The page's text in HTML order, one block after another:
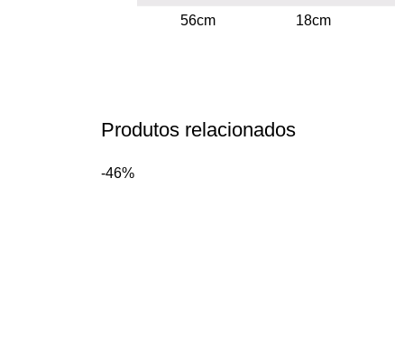
56cm 18cm
Produtos relacionados
-46%